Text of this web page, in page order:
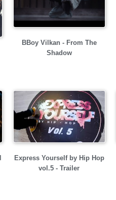
BBoy Vilkan - From The
Shadow
Express Yourself by Hip Hop
vol.5 - Trailer